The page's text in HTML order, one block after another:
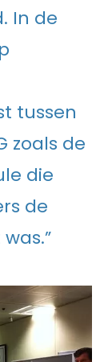
In de
tussen
zoals de
die
de